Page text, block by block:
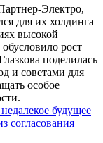
Электро,
для их холдинга
высокой
рост
поделилась
и советами для
особое
будущее
согласования